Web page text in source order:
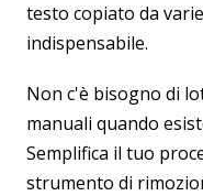
testo copiato da
indispensabile.
Non c'è bisogno di
manuali quando
Semplifica il tuo
strumento di